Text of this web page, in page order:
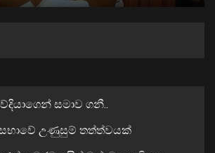
සමාව ගනී..
උණුසුම් තත්ත්වයක්